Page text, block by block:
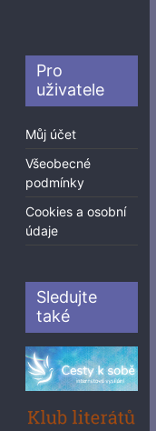
Pro
uživatele
Můj účet
Všeobecné
podmínky
Cookies a osobní
údaje
Sledujte
také